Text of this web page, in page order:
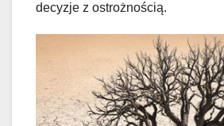
decyzje z ostrożnością.